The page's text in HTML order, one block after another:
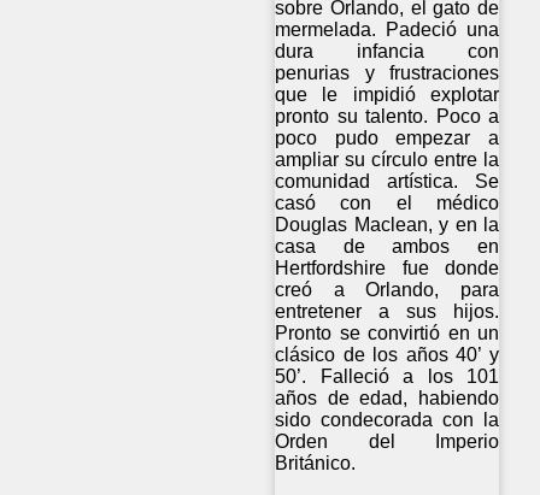
sobre Orlando, el gato de
mermelada. Padeció una
dura infancia con
penurias y frustraciones
que le impidió explotar
pronto su talento. Poco a
poco pudo empezar a
ampliar su círculo entre la
comunidad artística. Se
casó con el médico
Douglas Maclean, y en la
casa de ambos en
Hertfordshire fue donde
creó a Orlando, para
entretener a sus hijos.
Pronto se convirtió en un
clásico de los años 40’ y
50’. Falleció a los 101
años de edad, habiendo
sido condecorada con la
Orden del Imperio
Británico.